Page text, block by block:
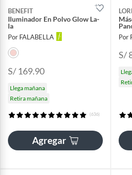
BENEFIT
Iluminador En Polvo Glow La-
la
Por FALABELLA
S/ 169.90
Llega mañana
Retira mañana
(636)
Agregar
Por
S/